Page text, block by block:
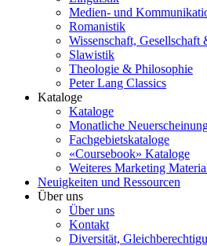
Medien- und
Romanistik
Wissenschaft,
Slawistik
Theologie & Philosophie
Peter Lang Classics
Kataloge
Kataloge
Monatliche
Fachgebietskataloge
«Coursebook» Kataloge
Weiteres Marketing
Neuigkeiten und Ressourcen
Über uns
Über uns
Kontakt
Diversität,